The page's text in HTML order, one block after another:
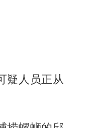
疑人员正从